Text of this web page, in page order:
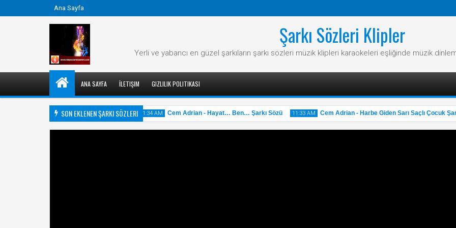
Ana Sayfa
Şarkı Sözleri Klipler
Yerli ve yabancı en güzel şarkıların şarkı sözleri müzik klipleri karaokeleri eşliğinde müzik
ANA SAYFA İLETIŞIM GIZLILIK POLITIKASI
SON EKLENEN ŞARKI SÖZLERI
- Her Aşkın Bir Şarkısı Var Şarkı Sözü 11:34 AM Cem Adrian - Hayat… Ben… Şarkı Sözü 11:33 AM Cem Adrian - Harbe Giden Sarı Saçlı Çocuk Şarkı